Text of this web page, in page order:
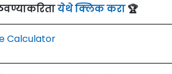
येथे क्लिक करा🏆
Calculator